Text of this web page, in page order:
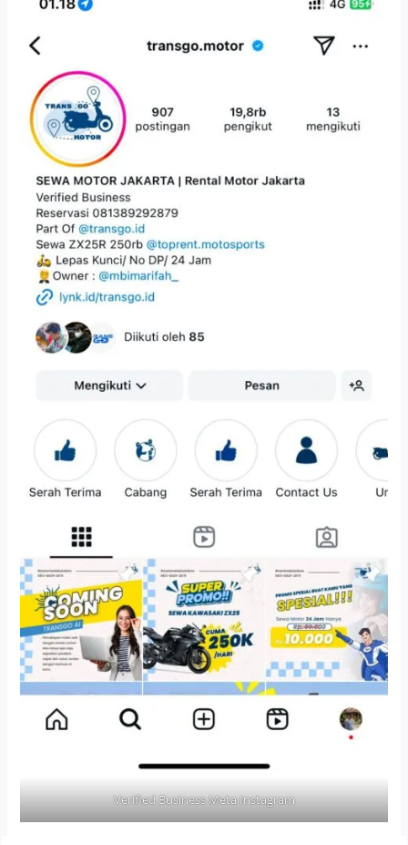
Verified Business Meta Instagram